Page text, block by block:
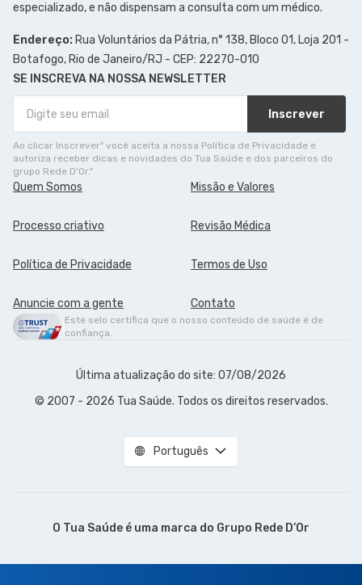
especializado, e não dispensam a consulta com um médico.
Endereço: Rua Voluntários da Pátria, n° 138, Bloco 01, Loja 201 -
Botafogo, Rio de Janeiro/RJ - CEP: 22270-010
SE INSCREVA NA NOSSA NEWSLETTER
Inscrever
Ao clicar Inscrever" você aceita a nossa Política de Privacidade e
autoriza receber dicas e novidades do Tua Saúde e dos parceiros do
grupo Rede D'Or."
Quem Somos Missão e Valores
Processo criativo Revisão Médica
Política de Privacidade Termos de Uso
Anuncie com a gente Contato
Este selo certifica que o nosso conteúdo de saúde é de
confiança.
Última atualização do site: 07/08/2026
© 2007 - 2026 Tua Saúde. Todos os direitos reservados.
Português
O Tua Saúde é uma marca do Grupo Rede D’Or